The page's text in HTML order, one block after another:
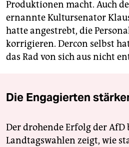
Produktionen macht. Auch
ernannte Kultursenator
hatte angestrebt, die
korrigieren. Dercon selbst
das Rad von sich aus nicht
Die Engagierten
Der drohende Erfolg der
Landtagswahlen zeigt, wie